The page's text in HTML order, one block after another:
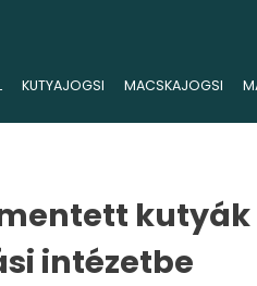
KUTYAJOGSI MACSKAJOGSI
kutyák
intézetbe